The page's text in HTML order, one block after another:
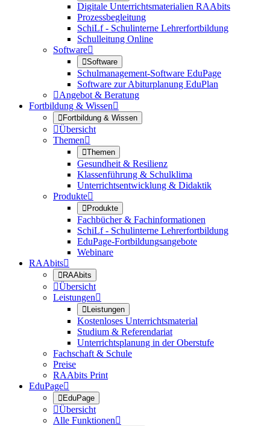
Digitale Unterrichtsmaterialien RAAbits
Prozessbegleitung
SchiLf - Schulinterne Lehrerfortbildung
Schulleitung Online
Software
Software
Schulmanagement-Software EduPage
Software zur Abiturplanung EduPlan
Angebot & Beratung
Fortbildung & Wissen
Fortbildung & Wissen
Übersicht
Themen
Themen
Gesundheit & Resilienz
Klassenführung & Schulklima
Unterrichtsentwicklung & Didaktik
Produkte
Produkte
Fachbücher & Fachinformationen
SchiLf - Schulinterne Lehrerfortbildung
EduPage-Fortbildungsangebote
Webinare
RAAbits
RAAbits
Übersicht
Leistungen
Leistungen
Kostenloses Unterrichtsmaterial
Studium & Referendariat
Unterrichtsplanung in der Oberstufe
Fachschaft & Schule
Preise
RAAbits Print
EduPage
EduPage
Übersicht
Alle Funktionen